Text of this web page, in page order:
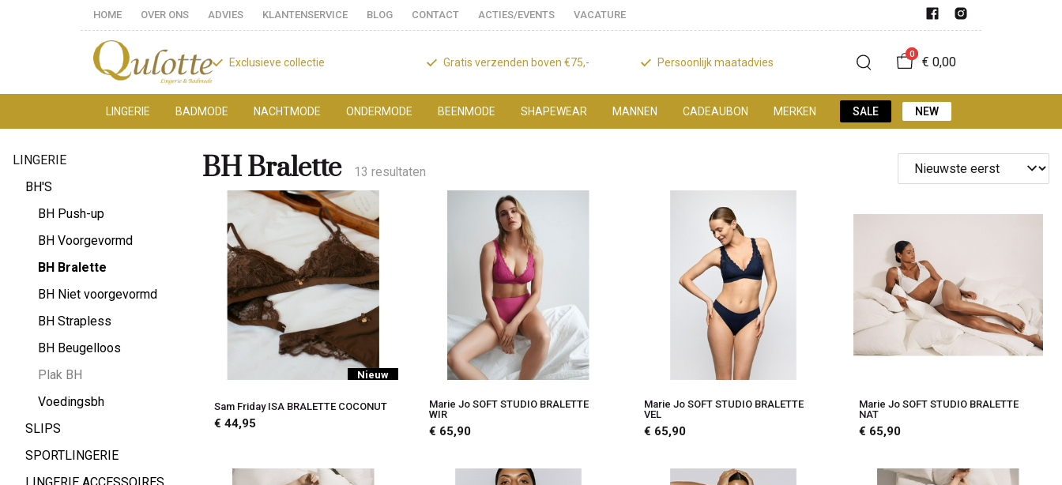
HOME OVER ONS ADVIES KLANTENSERVICE BLOG CONTACT ACTIES/EVENTS VACATURE
Exclusieve collectie Gratis verzenden boven €75,- Persoonlijk maatadvies
0
€ 0,00
LINGERIE BADMODE NACHTMODE ONDERMODE BEENMODE SHAPEWEAR MANNEN CADEAUBON MERKEN SALE NEW
BH
Bralette
Qulotte
LINGERIE
BH'S
BH Push-up
BH Voorgevormd
BH Bralette
BH Niet voorgevormd
BH Strapless
BH Beugelloos
Plak BH
Voedingsbh
SLIPS
SPORTLINGERIE
BH Bralette 13 resultaten
Nieuw
Sam Friday ISA BRALETTE COCONUT
€ 44,95
Marie Jo SOFT STUDIO BRALETTE
WIR
€ 65,90
Marie Jo SOFT STUDIO BRALETTE
VEL
€ 65,90
Marie Jo SOFT STUDIO BRALETTE
NAT
€ 65,90